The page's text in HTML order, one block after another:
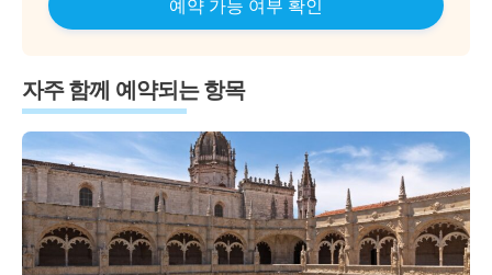
예약 가능 여부 확인
자주 함께 예약되는 항목